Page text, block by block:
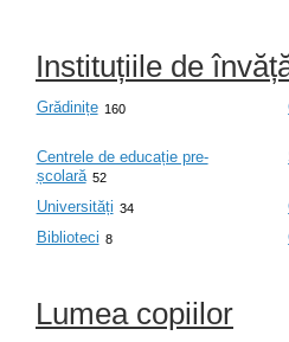
Instituțiile de
Grădinițe 160
Centrele de educație pre-
școlară 52
Universități 34
Biblioteci 8
Lumea copiilor